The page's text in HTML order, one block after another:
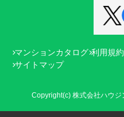
マンションカタログ 利用規約
サイトマップ
Copyright(c) 株式会社ハウ